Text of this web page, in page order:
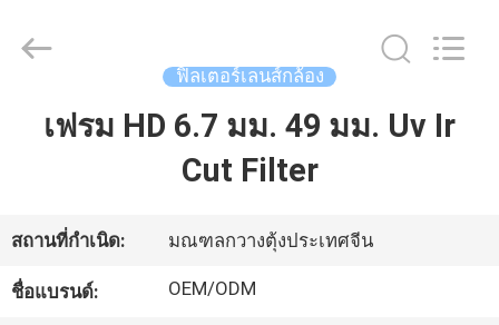
บ้าน
เกี่ยว
Bright
Shadow
Reserved.
ฟิลเตอร์เลนส์กล้อง
เฟรม HD 6.7 มม. 49 มม. Uv Ir
Cut Filter
สถานที่กำเนิด: มณฑลกวางตุ้งประเทศจีน
ชื่อแบรนด์: OEM/ODM